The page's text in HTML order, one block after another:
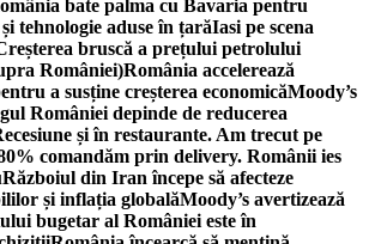
bate palma cu Bavaria pentru
tehnologie aduse în țarăIasi pe scena
bruscă a prețului petrolului
României)România accelerează
a susține creșterea economicăMoody’s
României depinde de reducerea
și în restaurante. Am trecut pe
comandăm prin delivery. Românii ies
Războiul din Iran începe să afecteze
și inflația globalăMoody’s avertizează
bugetar al României este în